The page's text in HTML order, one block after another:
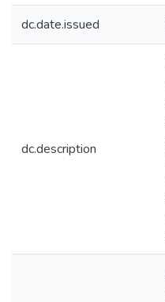
dc.date.issued
dc.description